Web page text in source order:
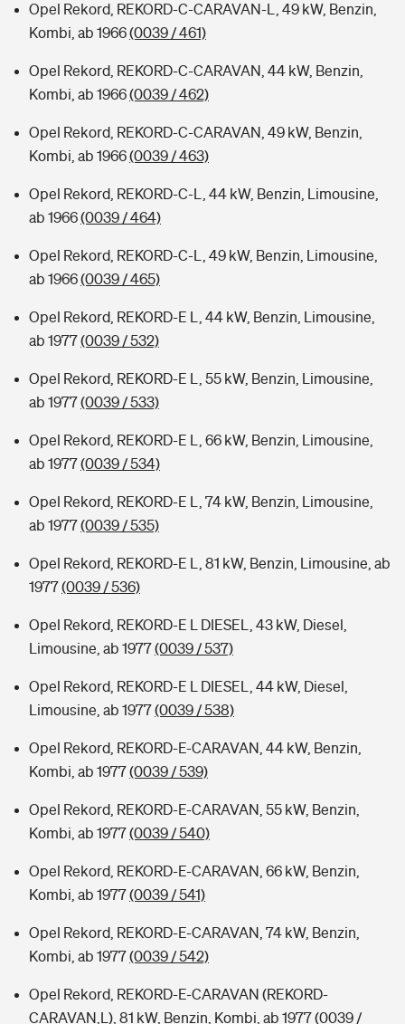
Opel Rekord, REKORD-C-CARAVAN-L, 49 kW, Benzin,
Kombi, ab 1966(0039 / 461)
Opel Rekord, REKORD-C-CARAVAN, 44 kW, Benzin,
Kombi, ab 1966(0039 / 462)
Opel Rekord, REKORD-C-CARAVAN, 49 kW, Benzin,
Kombi, ab 1966(0039 / 463)
Opel Rekord, REKORD-C-L, 44 kW, Benzin, Limousine,
ab 1966(0039 / 464)
Opel Rekord, REKORD-C-L, 49 kW, Benzin, Limousine,
ab 1966(0039 / 465)
Opel Rekord, REKORD-E L, 44 kW, Benzin, Limousine,
ab 1977(0039 / 532)
Opel Rekord, REKORD-E L, 55 kW, Benzin, Limousine,
ab 1977(0039 / 533)
Opel Rekord, REKORD-E L, 66 kW, Benzin, Limousine,
ab 1977(0039 / 534)
Opel Rekord, REKORD-E L, 74 kW, Benzin, Limousine,
ab 1977(0039 / 535)
Opel Rekord, REKORD-E L, 81 kW, Benzin, Limousine, ab
1977(0039 / 536)
Opel Rekord, REKORD-E L DIESEL, 43 kW, Diesel,
Limousine, ab 1977(0039 / 537)
Opel Rekord, REKORD-E L DIESEL, 44 kW, Diesel,
Limousine, ab 1977(0039 / 538)
Opel Rekord, REKORD-E-CARAVAN, 44 kW, Benzin,
Kombi, ab 1977(0039 / 539)
Opel Rekord, REKORD-E-CARAVAN, 55 kW, Benzin,
Kombi, ab 1977(0039 / 540)
Opel Rekord, REKORD-E-CARAVAN, 66 kW, Benzin,
Kombi, ab 1977(0039 / 541)
Opel Rekord, REKORD-E-CARAVAN, 74 kW, Benzin,
Kombi, ab 1977(0039 / 542)
Opel Rekord, REKORD-E-CARAVAN (REKORD-
CARAVAN,L), 81 kW, Benzin, Kombi, ab 1977(0039 /